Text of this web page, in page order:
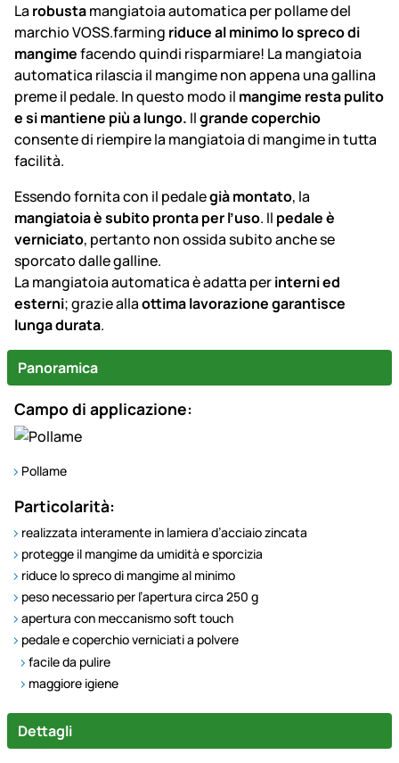
La robustamangiatoia automatica per pollame del
marchio VOSS.farming riduce al minimo lo spreco di
mangimefacendo quindi risparmiare! La mangiatoia
automatica rilascia il mangime non appena una gallina
preme il pedale. In questo modo il mangime resta pulito
e si mantiene più a lungo. Ilgrande coperchio
consente di riempire la mangiatoia di mangime in tutta
facilità.
Essendo fornita con il pedalegià montato, la
mangiatoia è subito pronta per l’uso. Il pedale è
verniciato, pertanto non ossida subito anche se
sporcato dalle galline.
La mangiatoia automatica è adatta perinterni ed
esterni; grazie allaottima lavorazione garantisce
lunga durata.
Panoramica
Campo di applicazione:
Pollame
Particolarità:
realizzata interamente in lamiera d’acciaio zincata
protegge il mangime da umidità e sporcizia
riduce lo spreco di mangime al minimo
peso necessario per l’apertura circa 250 g
apertura con meccanismo soft touch
pedale e coperchio verniciati a polvere
facile da pulire
maggiore igiene
Dettagli